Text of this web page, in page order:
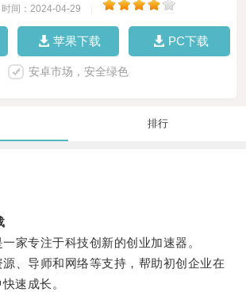
时间：2024-04-29
苹果下载 PC下载
安卓市场，安全绿色
排行
专注于科技创新的创业加速器。
导师和网络等支持，帮助初创企业在
速成长。